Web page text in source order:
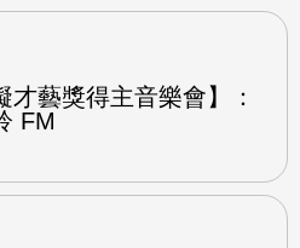
才藝獎得主音樂會】：
FM